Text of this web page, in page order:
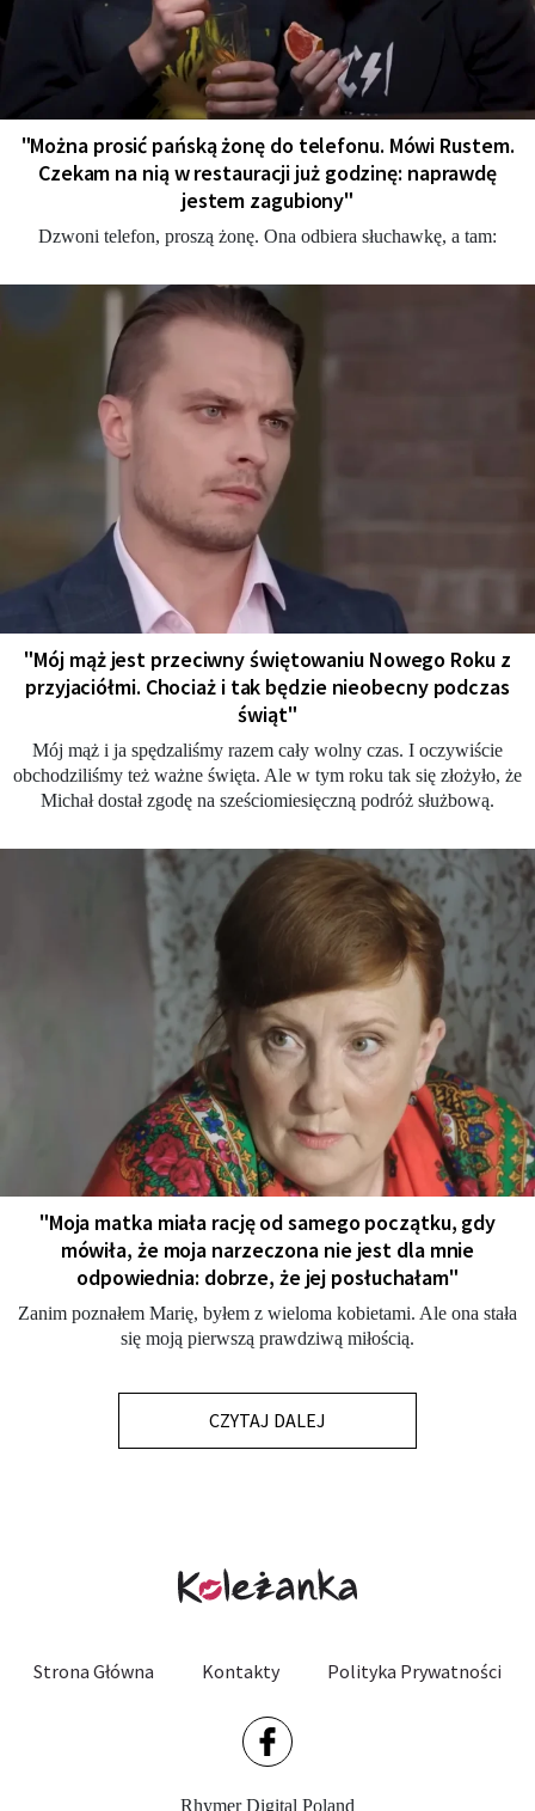
"Można prosić pańską żonę do telefonu. Mówi Rustem.
Czekam na nią w restauracji już godzinę: naprawdę
jestem zagubiony"
Dzwoni telefon, proszą żonę. Ona odbiera słuchawkę, a tam:
"Mój mąż jest przeciwny świętowaniu Nowego Roku z
przyjaciółmi. Chociaż i tak będzie nieobecny podczas
świąt"
Mój mąż i ja spędzaliśmy razem cały wolny czas. I oczywiście
obchodziliśmy też ważne święta. Ale w tym roku tak się złożyło, że
Michał dostał zgodę na sześciomiesięczną podróż służbową.
"Moja matka miała rację od samego początku, gdy
mówiła, że moja narzeczona nie jest dla mnie
odpowiednia: dobrze, że jej posłuchałam"
Zanim poznałem Marię, byłem z wieloma kobietami. Ale ona stała
się moją pierwszą prawdziwą miłością.
CZYTAJ DALEJ
Strona Główna Kontakty Polityka Prywatności
Rhymer Digital Poland